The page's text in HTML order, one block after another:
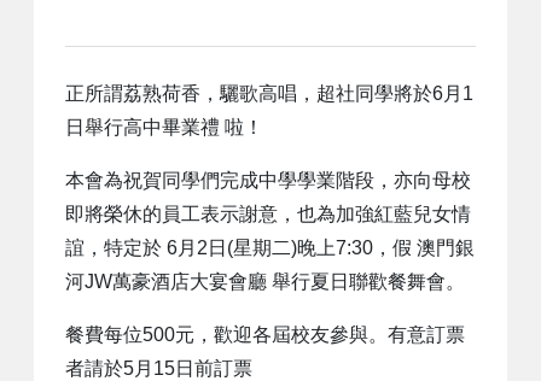
正所謂荔熟荷香，驪歌高唱，超社同學將於6月1
日舉行高中畢業禮 啦！
本會為祝賀同學們完成中學學業階段，亦向母校
即將榮休的員工表示謝意，也為加強紅藍兒女情
誼，特定於 6月2日(星期二)晚上7:30，假 澳門銀
河JW萬豪酒店大宴會廳 舉行夏日聯歡餐舞會。
餐費每位500元，歡迎各屆校友參與。有意訂票
者請於5月15日前訂票